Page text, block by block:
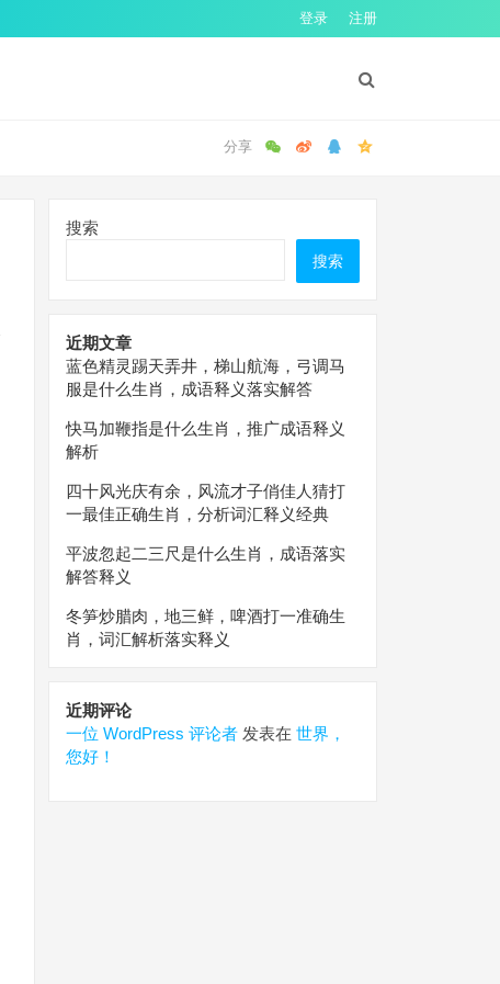
登录 注册
搜索
搜索
近期文章
蓝色精灵踢天弄井，梯山航海，弓调马
服是什么生肖，成语释义落实解答
快马加鞭指是什么生肖，推广成语释义
解析
四十风光庆有余，风流才子俏佳人猜打
一最佳正确生肖，分析词汇释义经典
平波忽起二三尺是什么生肖，成语落实
解答释义
冬笋炒腊肉，地三鲜，啤酒打一准确生
肖，词汇解析落实释义
近期评论
一位 WordPress 评论者 发表在 世界，
您好！